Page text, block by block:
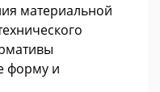
материальной
форму и